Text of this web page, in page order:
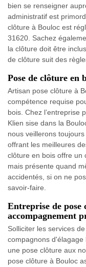
bien se renseigner
administratif est
clôture à Bouloc est
31620. Sachez
la clôture doit être
de clôture suit des
Pose de clôture en
Artisan pose clôture à
compétence requise
bois. Chez l’entreprise
Klien sise dans la
nous veillerons
offrant les meilleures
clôture en bois offre un
mais présente quand
accidentés, si on ne
savoir-faire.
Entreprise de pose
accompagnement
Solliciter les services
compagnons d'élagage
une pose clôture aux
pose clôture à Bouloc